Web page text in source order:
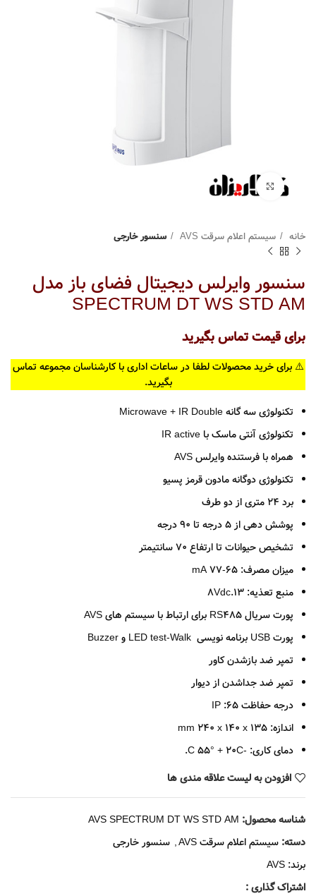
Click to enlarge
خانه سیستم اعلام سرقت AVS سنسور خارجی
سنسور وایرلس دیجیتال فضای باز مدل
SPECTRUM DT WS STD AM
برای قیمت تماس بگیرید
⚠️ برای خرید محصولات لطفا در ساعات اداری با کارشناسان مجموعه تماس
بگیرید.
تکنولوژی سه گانه Microwave + IR Double
تکنولوژی آنتی ماسک با IR active
همراه با فرستنده وایرلس AVS
تکنولوژی دوگانه مادون قرمز پسیو
برد 24 متری از دو طرف
پوشش دهی از 5 درجه تا 90 درجه
تشخیص حیوانات تا ارتفاع 70 سانتیمتر
میزان مصرف: 65-77 mA
منبع تعذیه: 8Vdc.13
پورت سریال RS485 برای ارتباط با سیستم های AVS
پورت USB برنامه نویسی LED test-Walk و Buzzer
تمپر ضد بازشدن کاور
تمپر ضد جداشدن از دیوار
درجه حفاظت 65: IP
اندازه: 135 mm 240 x 140 x
دمای کاری: -C 55° + 20C.
افزودن به لیست علاقه مندی ها
شناسه محصول: AVS SPECTRUM DT WS STD AM
دسته: سیستم اعلام سرقت AVS , سنسور خارجی
برند: AVS
اشتراک گذاری :